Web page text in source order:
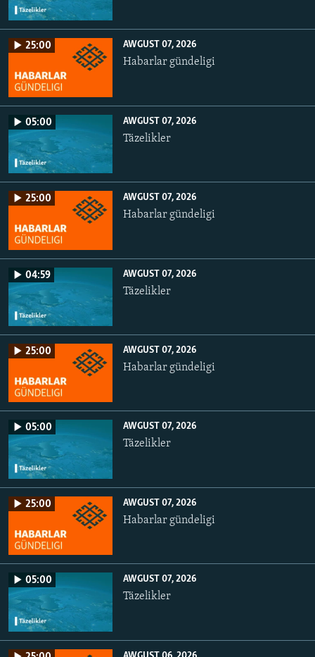
25:00 AWGUST 07, 2026
Habarlar gündeligi
05:00 AWGUST 07, 2026
Täzelikler
25:00 AWGUST 07, 2026
Habarlar gündeligi
04:59 AWGUST 07, 2026
Täzelikler
25:00 AWGUST 07, 2026
Habarlar gündeligi
05:00 AWGUST 07, 2026
Täzelikler
25:00 AWGUST 07, 2026
Habarlar gündeligi
05:00 AWGUST 07, 2026
Täzelikler